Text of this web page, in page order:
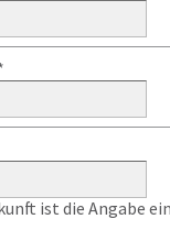
ist die Angabe